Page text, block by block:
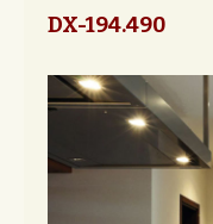
DX-194.490